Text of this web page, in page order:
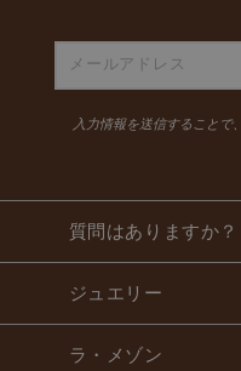
入力情報を送信することで、
質問はありますか？
ジュエリー
ラ・メゾン